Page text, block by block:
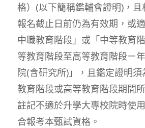
格）(以下簡稱鑑輔會證明)，
報名截止日前仍為有效期，或
中職教育階段」或「中等教育
等教育階段至高等教育階段ㄧ
院(含研究所)」，且鑑定證明
教育階段或高等教育階段期間
註記不適於升學大專校院時使
合報考本甄試資格。